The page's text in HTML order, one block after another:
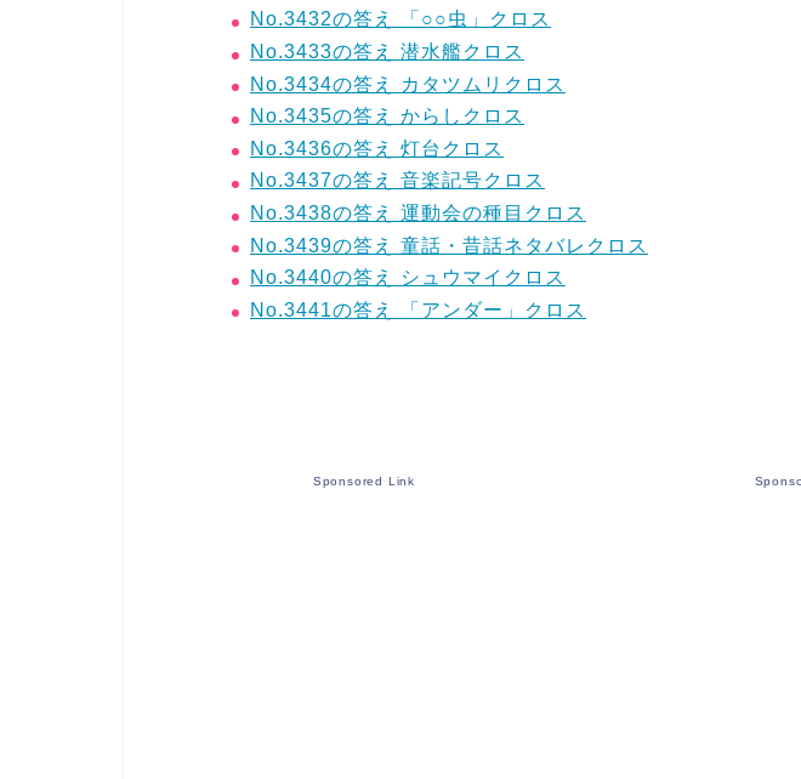
No.3432の答え 「○○虫」クロス
No.3433の答え 潜水艦クロス
No.3434の答え カタツムリクロス
No.3435の答え からしクロス
No.3436の答え 灯台クロス
No.3437の答え 音楽記号クロス
No.3438の答え 運動会の種目クロス
No.3439の答え 童話・昔話ネタバレクロス
No.3440の答え シュウマイクロス
No.3441の答え 「アンダー」クロス
Sponsored Link